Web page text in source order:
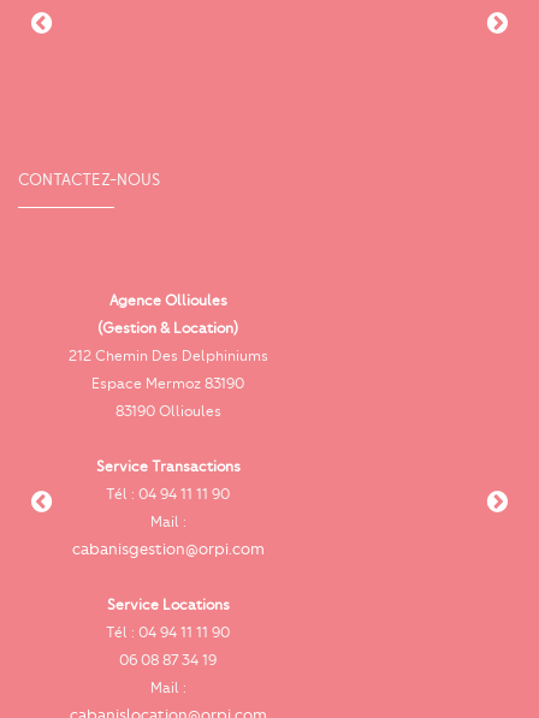
CONTACTEZ-NOUS
Agence Ollioules
(Gestion & Location)
212 Chemin Des Delphiniums
Espace Mermoz 83190
83190 Ollioules
Service Transactions
Tél : 04 94 11 11 90
Mail :
cabanisgestion@orpi.com
Service Locations
Tél : 04 94 11 11 90
06 08 87 34 19
Mail :
cabanislocation@orpi.com